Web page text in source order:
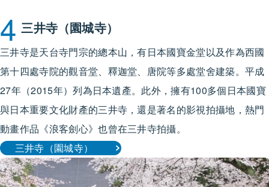
4 三井寺（園城寺）
三井寺是天台寺門宗的總本山，有日本國寶金堂以及作為西國
第十四處寺院的觀音堂、釋迦堂、唐院等多處堂舍建築。平成
27年（2015年）列為日本遺產。此外，擁有100多個日本國寶
與日本重要文化財產的三井寺，還是著名的影視拍攝地，熱門
動畫作品《浪客劍心》也曾在三井寺拍攝。
三井寺（園城寺）